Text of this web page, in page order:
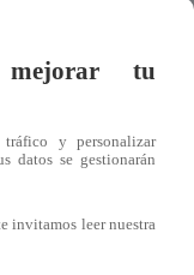
mejorar tu
y personalizar
datos se gestionarán
invitamos leer nuestra